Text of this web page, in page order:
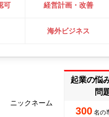
可 経営計画・改善
海外ビジネス
ニックネーム
起業の悩
問
300 名の